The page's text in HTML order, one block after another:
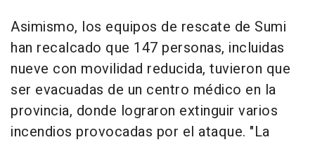
Asimismo, los equipos de rescate de Sumi
han recalcado que 147 personas, incluidas
nueve con movilidad reducida, tuvieron que
ser evacuadas de un centro médico en la
provincia, donde lograron extinguir varios
incendios provocadas por el ataque. "La